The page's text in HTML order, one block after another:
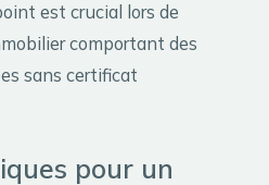
est crucial lors de
comportant des
sans certificat
pour un